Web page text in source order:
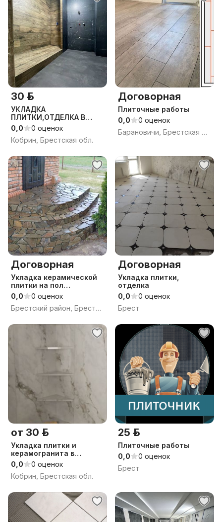
30 р.
УКЛАДКА
ПЛИТКИ,ОТДЕЛКА В
КРОТЧАЙШИЕ СРОКИ
0,0
0 оценок
Кобрин, Брестская обл.
Договорная
Плиточные работы
0,0
0 оценок
Барановичи, Брестская обл.
Договорная
Укладка керамической
плитки на пол
стены,ступени.
0,0
0 оценок
Брестский район, Брестская обл.
Договорная
Укладка плитки,
отделка
0,0
0 оценок
Брест
от 30 р.
Укладка плитки и
керамогранита в
Кобрине и районе.
0,0
0 оценок
Кобрин, Брестская обл.
25 р.
Плиточные работы
0,0
0 оценок
Брест